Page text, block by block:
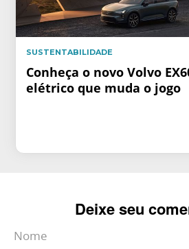
SUSTENTABILIDADE
Conheça o novo Volvo
elétrico que muda o jogo
Deixe seu